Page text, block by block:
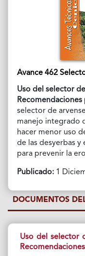
Avance 462
Uso del selector
Recomendaciones
selector de
manejo integrado
hacer menor uso
de las desyerbas
para prevenir la
Publicado:1
DOCUMENTOS
Uso del selector